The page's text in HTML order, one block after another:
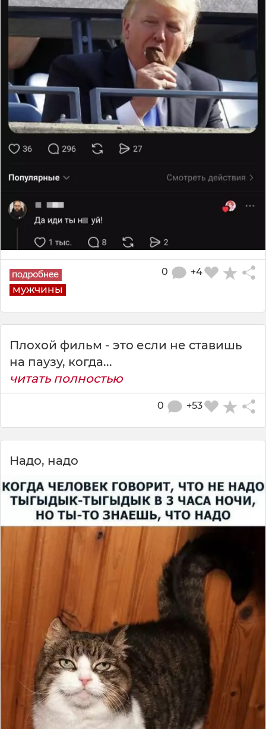
мужчины
+4
0
Плохой фильм - это если не ставишь
на паузу, когда...
читать полностью
+53
0
Надо, надо